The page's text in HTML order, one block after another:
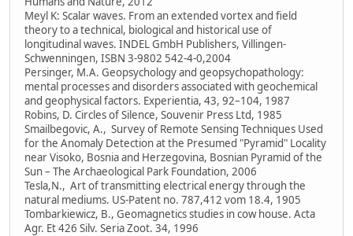
Meyl K: Scalar waves. From an extended vortex and field
theory to a technical, biological and historical use of
longitudinal waves. INDEL GmbH Publishers, Villingen-
Schwenningen, ISBN 3-9802 542-4-0,2004
Persinger, M.A. Geopsychology and geopsychopathology:
mental processes and disorders associated with geochemical
and geophysical factors. Experientia, 43, 92–104, 1987
Robins, D. Circles of Silence, Souvenir Press Ltd, 1985
Smailbegovic, A., Survey of Remote Sensing Techniques Used
for the Anomaly Detection at the Presumed "Pyramid" Locality
near Visoko, Bosnia and Herzegovina, Bosnian Pyramid of the
Sun – The Archaeological Park Foundation, 2006
Tesla,N., Art of transmitting electrical energy through the
natural mediums. US-Patent no. 787,412 vom 18.4, 1905
Tombarkiewicz, B., Geomagnetics studies in cow house. Acta
Agr. Et 426 Silv. Seria Zoot. 34, 1996